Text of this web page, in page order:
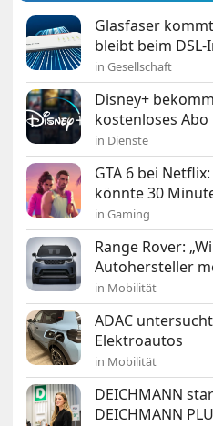
Glasfaser
bleibt beim
in Gesellschaft
Disney+
kostenloses Abo
in Dienste
GTA 6 bei
könnte 30
in Gaming
Range Rover:
Autohersteller
in Mobilität
ADAC
Elektroautos
in Mobilität
DEICHMANN
DEICHMANN